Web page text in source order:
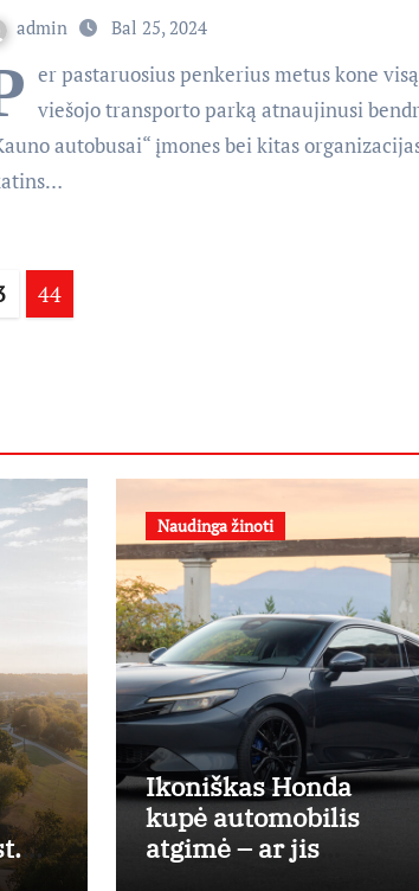
admin Bal 25, 2024
er pastaruosius penkerius metus kone visą
viešojo transporto parką atnaujinusi
autobusai“ įmones bei kitas
44
Naudinga žinoti
Ikoniškas Honda
kupė automobilis
atgimė – ar jis